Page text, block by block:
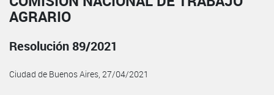
AGRARIO
Resolución 89/2021
Ciudad de Buenos Aires, 27/04/2021